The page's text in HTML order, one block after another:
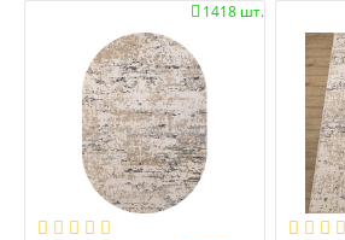
0.9x4.0
0.9x4.5
0.9x5.0
0.9x5.5
0.9x6.0
1,6x2.3
1.0
1418 шт.
